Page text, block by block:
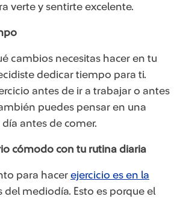
verte y sentirte excelente.
cambios necesitas hacer en tu
dedicar tiempo para ti.
antes de ir a trabajar o antes
puedes pensar en una
antes de comer.
cómodo con tu rutina diaria
para hacer ejercicio es en la
del mediodía. Esto es porque el